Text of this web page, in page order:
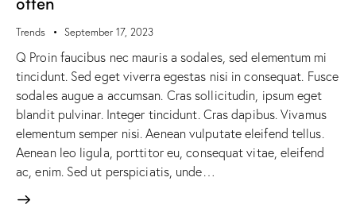
Trends September 17, 2023
Q Proin faucibus nec mauris a sodales, sed elementum mi
tincidunt. Sed eget viverra egestas nisi in consequat. Fusce
sodales augue a accumsan. Cras sollicitudin, ipsum eget
blandit pulvinar. Integer tincidunt. Cras dapibus. Vivamus
elementum semper nisi. Aenean vulputate eleifend tellus.
Aenean leo ligula, porttitor eu, consequat vitae, eleifend
ac, enim. Sed ut perspiciatis, unde…